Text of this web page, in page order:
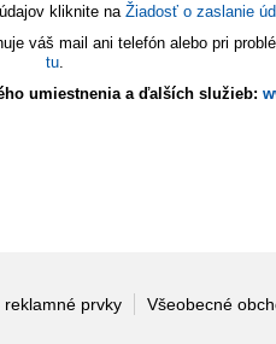
kliknite na Žiadosť o zaslanie
váš mail ani telefón alebo pri
tu.
umiestnenia a ďalších služieb:
reklamné prvky Všeobecné